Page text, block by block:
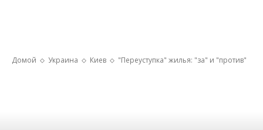
Домой Украина Киев "Переуступка" жилья: "за" и "против"